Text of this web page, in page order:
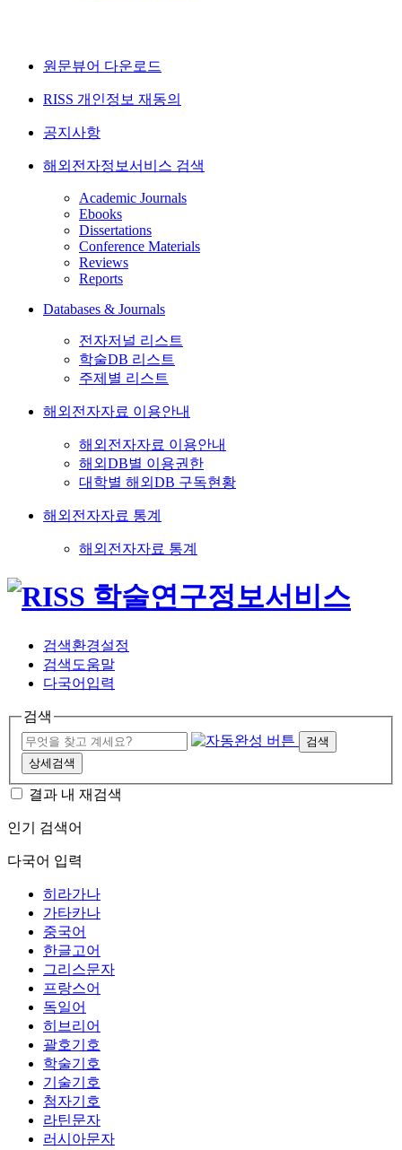
원문뷰어 다운로드
RISS 개인정보 재동의
공지사항
해외전자정보서비스 검색
Academic Journals
Ebooks
Dissertations
Conference Materials
Reviews
Reports
Databases & Journals
전자저널 리스트
학술DB 리스트
주제별 리스트
해외전자자료 이용안내
해외전자자료 이용안내
해외DB별 이용권한
대학별 해외DB 구독현황
해외전자자료 통계
해외전자자료 통계
검색환경설정
검색도움말
다국어입력
검색
검색
상세검색
결과 내 재검색
인기 검색어
다국어 입력
히라가나
가타카나
중국어
한글고어
그리스문자
프랑스어
독일어
히브리어
괄호기호
학술기호
기술기호
첨자기호
라틴문자
러시아문자